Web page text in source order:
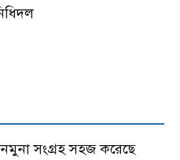
নমুনা সংগ্রহ সহজ করেছে